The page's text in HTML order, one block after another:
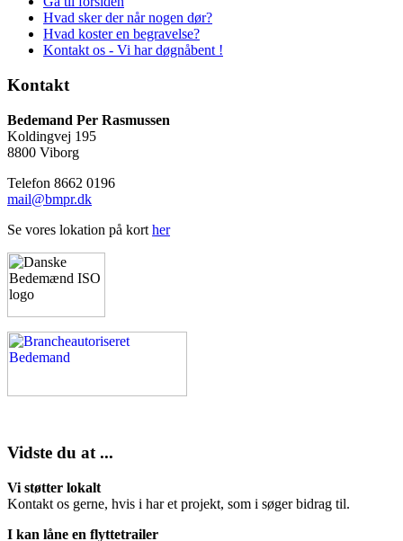
Hvad sker der når nogen dør?
Hvad koster en begravelse?
Kontakt os - Vi har døgnåbent !
Kontakt
Bedemand Per Rasmussen
Koldingvej 195
8800 Viborg
Telefon 8662 0196
mail@bmpr.dk
Se vores lokation på kort her
Vidste du at ...
Vi støtter lokalt
Kontakt os gerne, hvis i har et projekt, som i søger bidrag til.
I kan låne en flyttetrailer